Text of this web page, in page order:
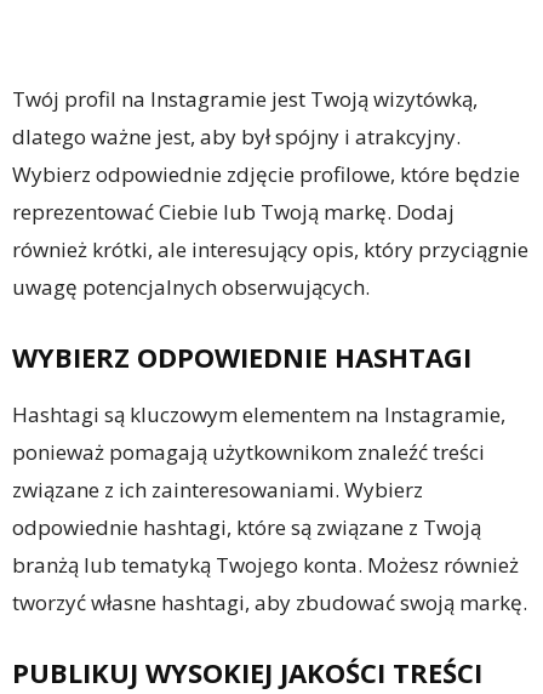
Twój profil na Instagramie jest Twoją wizytówką,
dlatego ważne jest, aby był spójny i atrakcyjny.
Wybierz odpowiednie zdjęcie profilowe, które będzie
reprezentować Ciebie lub Twoją markę. Dodaj
również krótki, ale interesujący opis, który przyciągnie
uwagę potencjalnych obserwujących.
WYBIERZ ODPOWIEDNIE HASHTAGI
Hashtagi są kluczowym elementem na Instagramie,
ponieważ pomagają użytkownikom znaleźć treści
związane z ich zainteresowaniami. Wybierz
odpowiednie hashtagi, które są związane z Twoją
branżą lub tematyką Twojego konta. Możesz również
tworzyć własne hashtagi, aby zbudować swoją markę.
PUBLIKUJ WYSOKIEJ JAKOŚCI TREŚCI